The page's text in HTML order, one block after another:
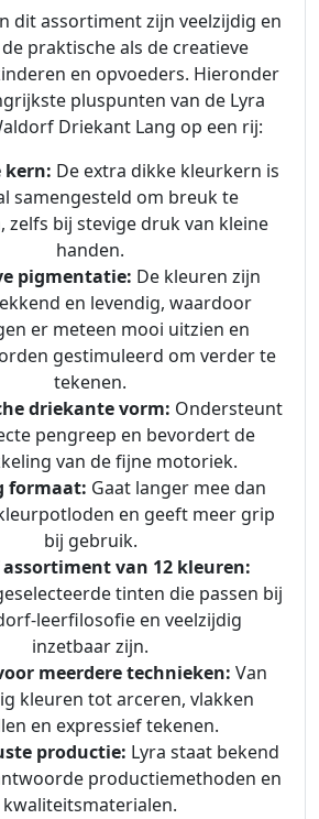
dit assortiment zijn veelzijdig en
praktische als de creatieve
en opvoeders. Hieronder
pluspunten van de Lyra
Driekant Lang op een rij:
kern: De extra dikke kleurkern is
samengesteld om breuk te
zelfs bij stevige druk van kleine
handen.
pigmentatie: De kleuren zijn
en levendig, waardoor
er meteen mooi uitzien en
gestimuleerd om verder te
tekenen.
driekante vorm: Ondersteunt
pengreep en bevordert de
van de fijne motoriek.
formaat: Gaat langer mee dan
en geeft meer grip
bij gebruik.
van 12 kleuren:
tinten die passen bij
leerfilosofie en veelzijdig
inzetbaar zijn.
meerdere technieken: Van
kleuren tot arceren, vlakken
en expressief tekenen.
productie: Lyra staat bekend
productiemethoden en
kwaliteitsmaterialen.